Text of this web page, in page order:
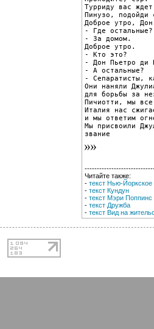
Турриду вас
Пинузо, подойди
Доброе утро,
- Где остальные?
- За домом.
Доброе утро.
- Кто это?
- Дон Пьетро ди
- А остальные?
- Сепаратисты,
Они наняли
для борьбы за
Пичиотти, мы
Италия нас
и мы ответим
Мы присвоили
звание
Читайте также:
- текст Нью-Йоркское
- текст Кундун
- текст Мэри Поппинс
- текст Дружба
- текст Вид на